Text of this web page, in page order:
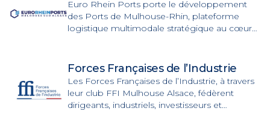
Euro Rhein Ports porte le développement
des Ports de Mulhouse-Rhin, plateforme
logistique multimodale stratégique au cœur
Forces Françaises de l’Industrie
Les Forces Françaises de l’Industrie, à travers
leur club FFI Mulhouse Alsace, fédèrent
dirigeants, industriels, investisseurs et